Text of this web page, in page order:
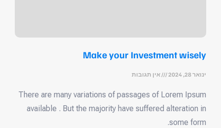
Make your Investment wisely
ינואר 28, 2024 אין תגובות
There are many variations of passages of Lorem Ipsum
available . But the majority have suffered alteration in
some form.